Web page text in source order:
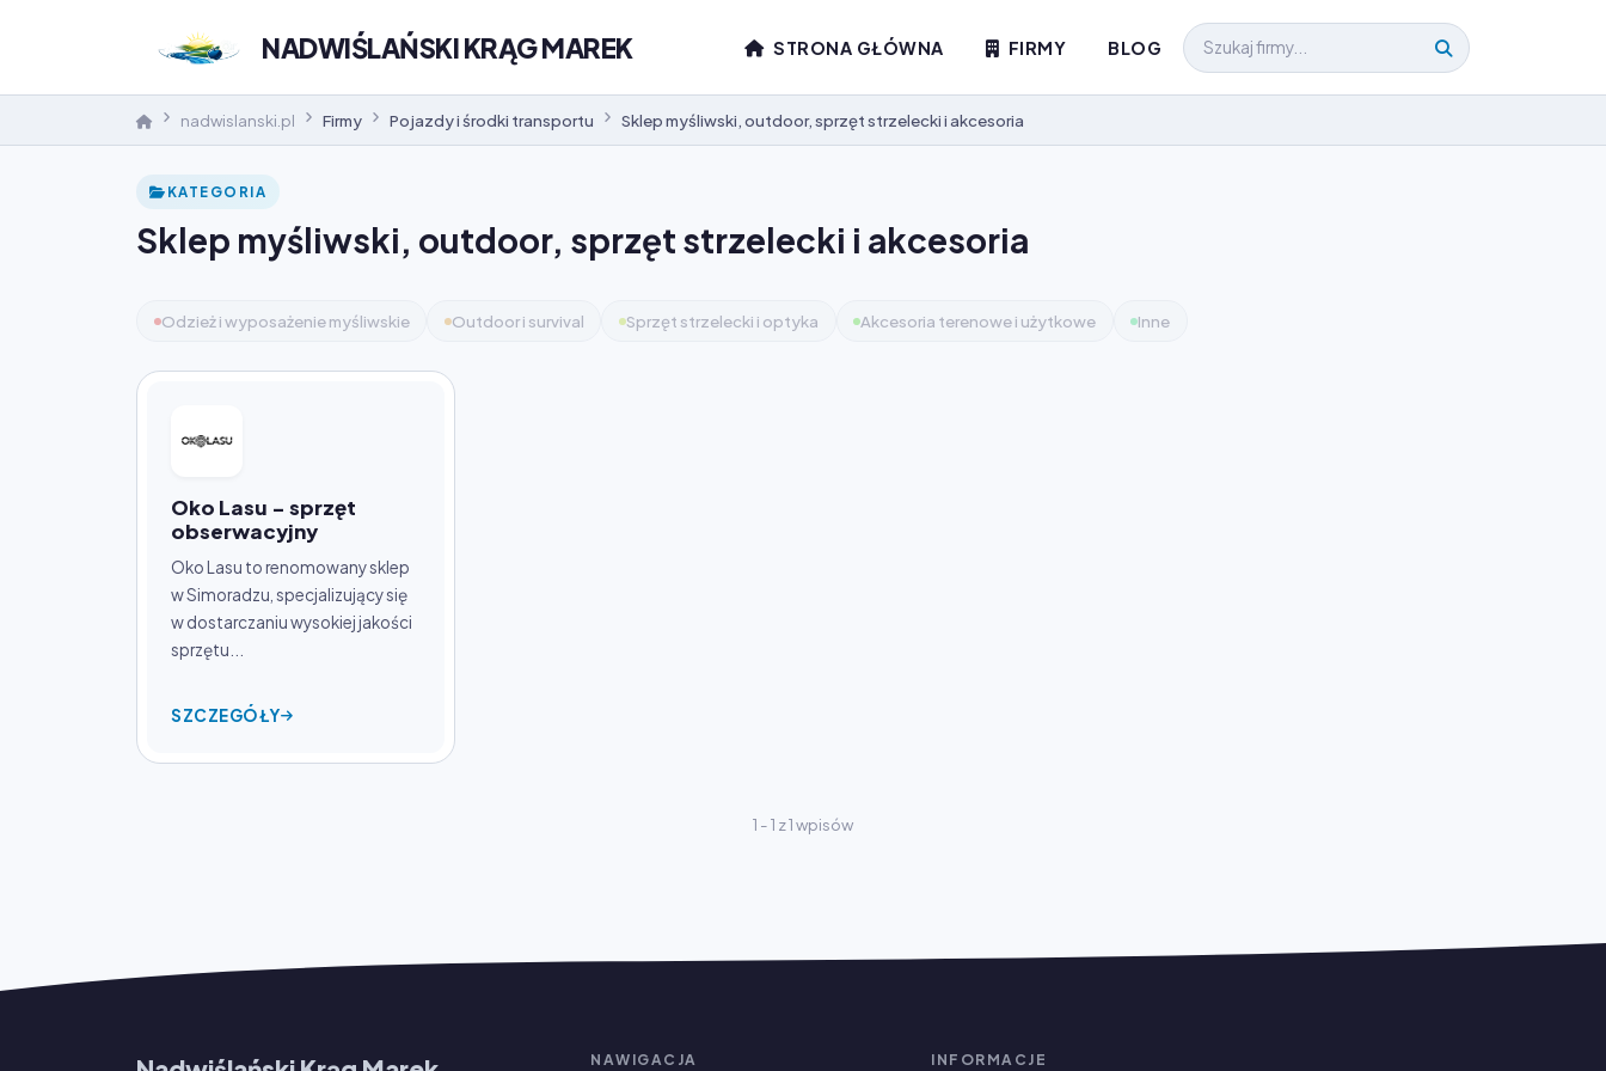
NADWIŚLAŃSKI KRĄG MAREK STRONA GŁÓWNA FIRMY BLOG
nadwislanski.pl Firmy Pojazdy i środki transportu Sklep myśliwski, outdoor, sprzęt strzelecki i akcesoria
KATEGORIA
Sklep myśliwski, outdoor, sprzęt strzelecki i akcesoria
Odzież i wyposażenie myśliwskie Outdoor i survival Sprzęt strzelecki i optyka Akcesoria terenowe i użytkowe Inne
Oko Lasu - sprzęt
obserwacyjny
Oko Lasu to renomowany sklep
w Simoradzu, specjalizujący się
w dostarczaniu wysokiej jakości
sprzętu...
SZCZEGÓŁY
1 - 1 z 1 wpisów
NAWIGACJA INFORMACJE